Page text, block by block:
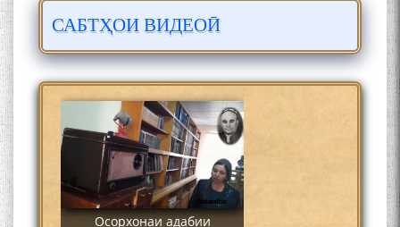
САБТҲОИ ВИДЕОӢ
Сайре дар Осорхона
Муҳаммадҷон Раҳимӣ
Осорхонаи адабии